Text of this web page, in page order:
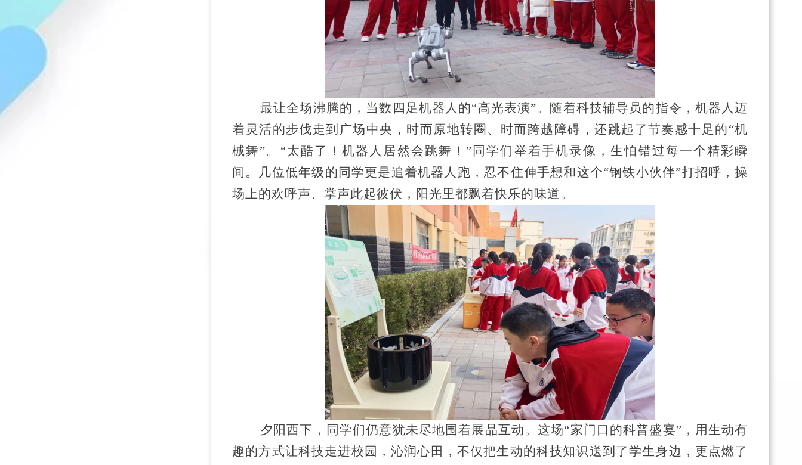
最让全场沸腾的，当数四足机器人的“高光表演”。随着科技辅导员的指令，机器人迈
着灵活的步伐走到广场中央，时而原地转圈、时而跨越障碍，还跳起了节奏感十足的“机
械舞”。“太酷了！机器人居然会跳舞！”同学们举着手机录像，生怕错过每一个精彩瞬
间。几位低年级的同学更是追着机器人跑，忍不住伸手想和这个“钢铁小伙伴”打招呼，操
场上的欢呼声、掌声此起彼伏，阳光里都飘着快乐的味道。
夕阳西下，同学们仍意犹未尽地围着展品互动。这场“家门口的科普盛宴”，用生动有
趣的方式让科技走进校园，沁润心田，不仅把生动的科技知识送到了学生身边，更点燃了